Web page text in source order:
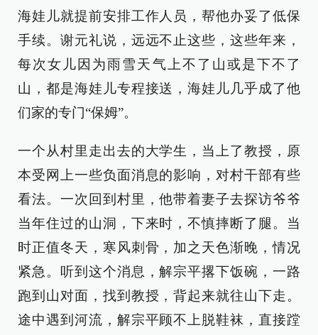
海娃儿就提前安排工作人员，帮他办妥了低保
手续。谢元礼说，远远不止这些，这些年来，
每次女儿因为雨雪天气上不了山或是下不了
山，都是海娃儿专程接送，海娃儿几乎成了他
们家的专门“保姆”。
一个从村里走出去的大学生，当上了教授，原
本受网上一些负面消息的影响，对村干部有些
看法。一次回到村里，他带着妻子去探访爷爷
当年住过的山洞，下来时，不慎摔断了腿。当
时正值冬天，寒风刺骨，加之天色渐晚，情况
紧急。听到这个消息，解宗平撂下饭碗，一路
跑到山对面，找到教授，背起来就往山下走。
途中遇到河流，解宗平顾不上脱鞋袜，直接蹚